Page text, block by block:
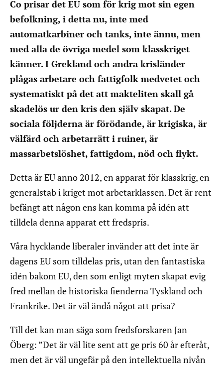
Co prisar det EU som för krig mot sin egen
befolkning, i detta nu, inte med
automatkarbiner och tanks, inte ännu, men
med alla de övriga medel som klasskriget
känner. I Grekland och andra krisländer
plågas arbetare och fattigfolk medvetet och
systematiskt på det att makteliten skall gå
skadelös ur den kris den själv skapat. De
sociala följderna är förödande, är krigiska, är
välfärd och arbetarrätt i ruiner, är
massarbetslöshet, fattigdom, nöd och flykt.
Detta är EU anno 2012, en apparat för klasskrig, en
generalstab i kriget mot arbetarklassen. Det är rent
befängt att någon ens kan komma på idén att
tilldela denna apparat ett fredspris.
Våra hycklande liberaler invänder att det inte är
dagens EU som tilldelas pris, utan den fantastiska
idén bakom EU, den som enligt myten skapat evig
fred mellan de historiska fienderna Tyskland och
Frankrike. Det är väl ändå något att prisa?
Till det kan man säga som fredsforskaren Jan
Öberg: ”Det är väl lite sent att ge pris 60 år efteråt,
men det är väl ungefär på den intellektuella nivån